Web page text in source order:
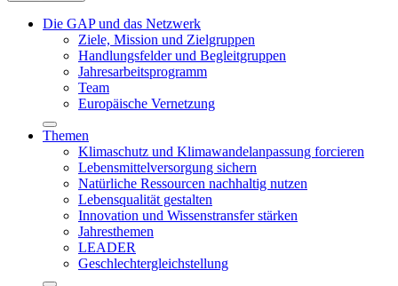
Die GAP und das Netzwerk
Ziele, Mission und Zielgruppen
Handlungsfelder und Begleitgruppen
Jahresarbeitsprogramm
Team
Europäische Vernetzung
Themen
Klimaschutz und Klimawandelanpassung forcieren
Lebensmittelversorgung sichern
Natürliche Ressourcen nachhaltig nutzen
Lebensqualität gestalten
Innovation und Wissenstransfer stärken
Jahresthemen
LEADER
Geschlechtergleichstellung